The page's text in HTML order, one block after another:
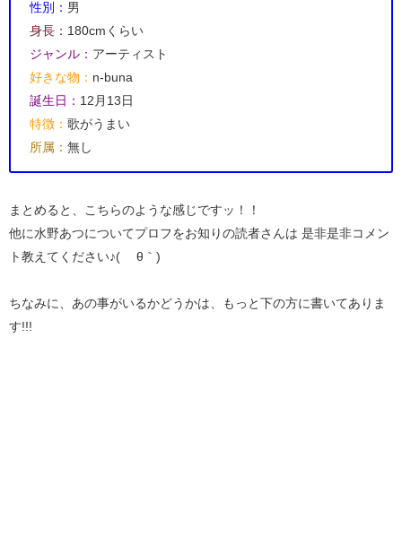
性別： 男
身長： 180cmくらい
ジャンル： アーティスト
好きな物： n-buna
誕生日： 12月13日
特徴： 歌がうまい
所属： 無し
まとめると、こちらのような感じですッ！！
他に水野あつについてプロフをお知りの読者さんは 是非是非コメン
ト教えてください♪( ´θ｀)
ちなみに、あの事がいるかどうかは、もっと下の方に書いてありま
す!!!